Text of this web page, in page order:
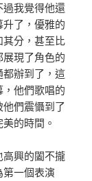
我覺得他還
了，優雅的
分，甚至比
現了角色的
辦到了，這
他們歌唱的
們震懾到了
的時間。
興的闔不攏
一個表演